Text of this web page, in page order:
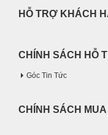
HỖ TRỢ KHÁCH
CHÍNH SÁCH HỖ
Góc Tin Tức
CHÍNH SÁCH